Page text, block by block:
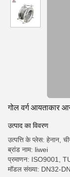
गोल वर्ग आयताकार
उत्पाद का विवरण
उत्पत्ति के प्लेस: हेनान,
ब्रांड नाम: liwei
प्रमाणन: ISO9001,
मॉडल संख्या: DN32-